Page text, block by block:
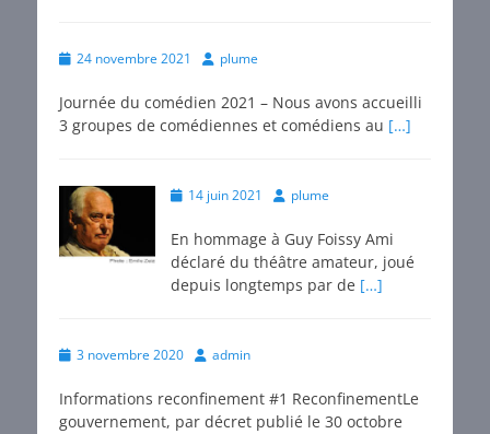
Posted
24 novembre 2021 Author
plume
Journée du comédien 2021 – Nous avons accueilli
3 groupes de comédiennes et comédiens au […]
Posted14 juin 2021 Author
plume
En hommage à Guy Foissy Ami
déclaré du théâtre amateur, joué
depuis longtemps par de […]
Posted
3 novembre 2020 Author
admin
Informations reconfinement #1 ReconfinementLe
gouvernement, par décret publié le 30 octobre